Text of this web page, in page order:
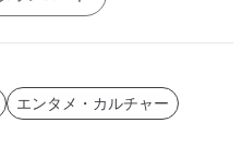
エンタメ・カルチャー